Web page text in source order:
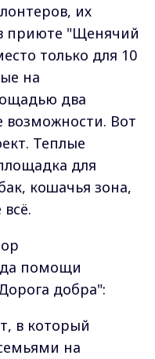
их
приюте "Щенячий
только для 10
на
два
возможности. Вот
Теплые
для
кошачья зона,
помощи
добра":
в который
на